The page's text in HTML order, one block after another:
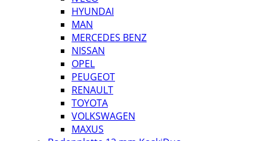
HYUNDAI
MAN
MERCEDES BENZ
NISSAN
OPEL
PEUGEOT
RENAULT
TOYOTA
VOLKSWAGEN
MAXUS